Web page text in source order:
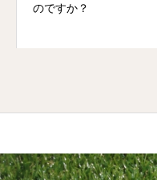
のですか？